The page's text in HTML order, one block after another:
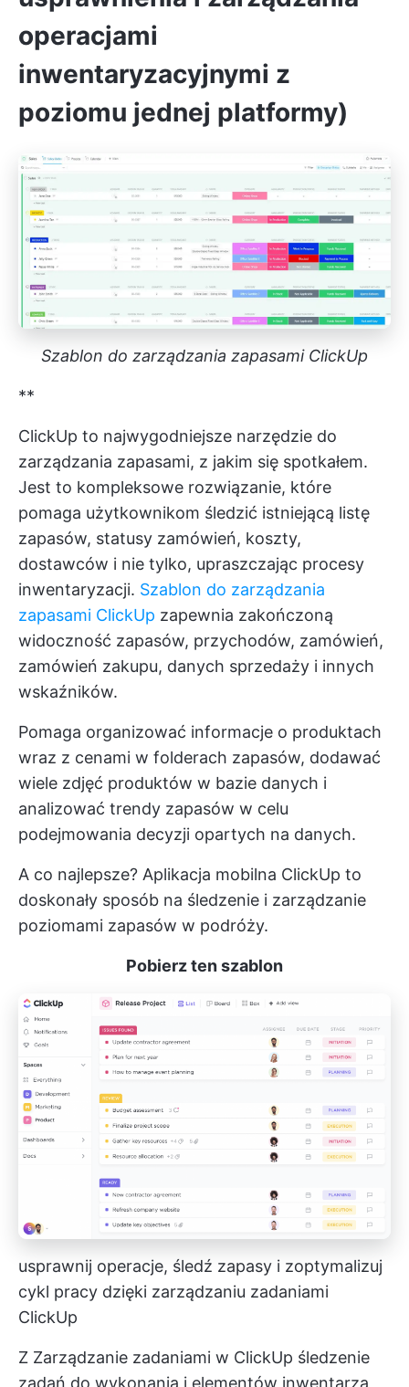
operacjami
inwentaryzacyjnymi z
poziomu jednej platformy)
Szablon do zarządzania zapasami ClickUp
**
ClickUp to najwygodniejsze narzędzie do
zarządzania zapasami, z jakim się spotkałem.
Jest to kompleksowe rozwiązanie, które
pomaga użytkownikom śledzić istniejącą listę
zapasów, statusy zamówień, koszty,
dostawców i nie tylko, upraszczając procesy
inwentaryzacji. Szablon do zarządzania
zapasami ClickUp zapewnia zakończoną
widoczność zapasów, przychodów, zamówień,
zamówień zakupu, danych sprzedaży i innych
wskaźników.
Pomaga organizować informacje o produktach
wraz z cenami w folderach zapasów, dodawać
wiele zdjęć produktów w bazie danych i
analizować trendy zapasów w celu
podejmowania decyzji opartych na danych.
A co najlepsze? Aplikacja mobilna ClickUp to
doskonały sposób na śledzenie i zarządzanie
poziomami zapasów w podróży.
Pobierz ten szablon
usprawnij operacje, śledź zapasy i zoptymalizuj
cykl pracy dzięki zarządzaniu zadaniami
ClickUp
Z Zarządzanie zadaniami w ClickUp śledzenie